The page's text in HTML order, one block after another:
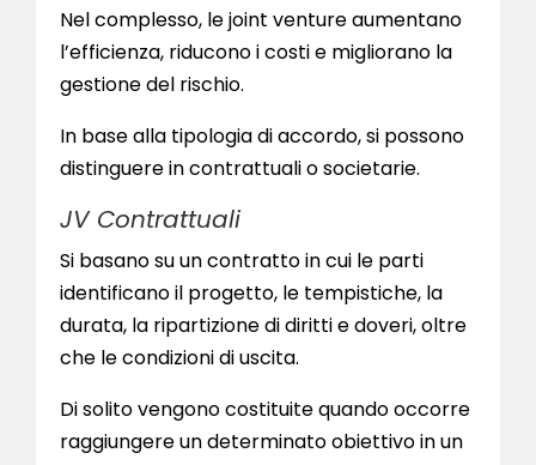
Nel complesso, le joint venture aumentano
l’efficienza, riducono i costi e migliorano la
gestione del rischio.
In base alla tipologia di accordo, si possono
distinguere in contrattuali o societarie.
JV Contrattuali
Si basano su un contratto in cui le parti
identificano il progetto, le tempistiche, la
durata, la ripartizione di diritti e doveri, oltre
che le condizioni di uscita.
Di solito vengono costituite quando occorre
raggiungere un determinato obiettivo in un